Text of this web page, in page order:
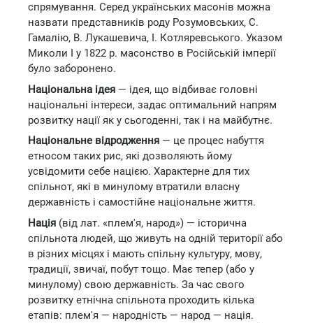
спрямування. Серед українських масонів можна
назвати представників роду Розумовських, С.
Гамалію, В. Лукашевича, І. Котляревського. Указом
Миколи І у 1822 р. масонство в Російській імперії
було заборонено.
Національна ідея — ідея, що відбиває головні
національні інтереси, задає оптимальний напрям
розвитку нації як у сьогоденні, так і на майбутнє.
Національне відродження — це процес набуття
етносом таких рис, які дозволяють йому
усвідомити себе нацією. Характерне для тих
спільнот, які в минулому втратили власну
державність і самостійне національне життя.
Нація (від лат. «плем'я, народ») — історична
спільнота людей, що живуть на одній території або
в різних місцях і мають спільну культуру, мову,
традиції, звичаї, побут тощо. Має тепер (або у
минулому) свою державність. За час свого
розвитку етнічна спільнота проходить кілька
етапів: плем'я — народність — народ — нація.